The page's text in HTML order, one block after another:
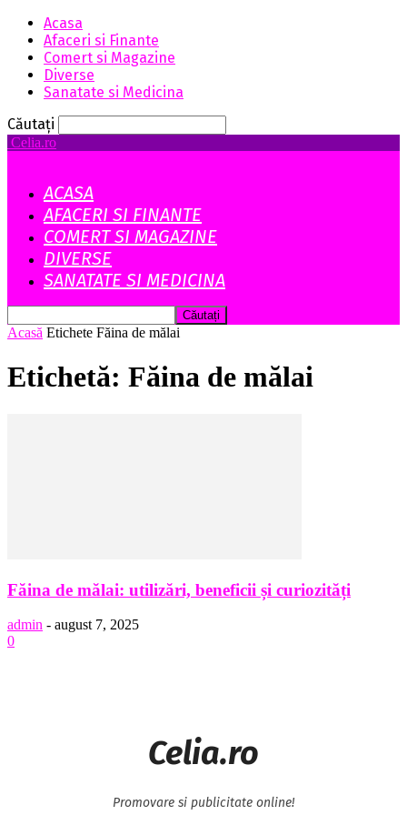
Acasa
Afaceri si Finante
Comert si Magazine
Diverse
Sanatate si Medicina
Căutați
Celia.ro
ACASA
AFACERI SI FINANTE
COMERT SI MAGAZINE
DIVERSE
SANATATE SI MEDICINA
Acasă Etichete Făina de mălai
Etichetă: Făina de mălai
Făina de mălai: utilizări, beneficii și curiozități
admin - august 7, 2025
0
Celia.ro
Promovare si publicitate online!